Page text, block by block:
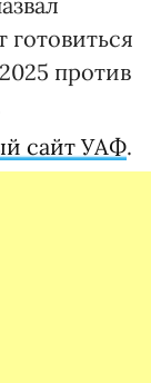
готовиться
против
сайт УАФ.